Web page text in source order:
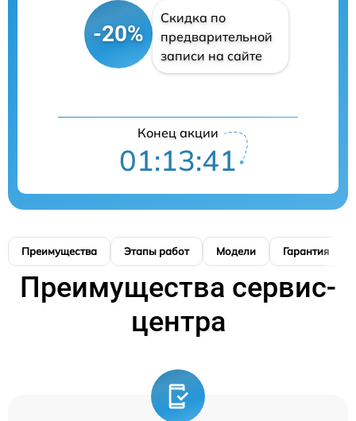
-20%
Скидка по
предварительной
записи на сайте
Конец акции
01:13:40
Преимущества Этапы работ Модели Гарантия
Преимущества сервис-
центра